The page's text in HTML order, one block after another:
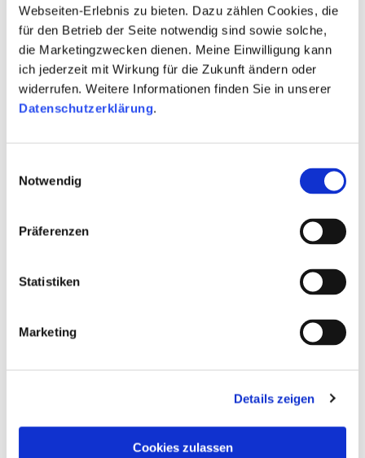
Webseiten-Erlebnis zu bieten. Dazu zählen Cookies, die
für den Betrieb der Seite notwendig sind sowie solche,
die Marketingzwecken dienen. Meine Einwilligung kann
ich jederzeit mit Wirkung für die Zukunft ändern oder
widerrufen. Weitere Informationen finden Sie in unserer
Datenschutzerklärung.
Notwendig
Präferenzen
Statistiken
Marketing
Details zeigen
Cookies zulassen
und bewertet nun die eingereichten Anträge.
Gegebenenfalls wirkt die NLM auf eine
Verständigung derjenigen Anbieter hin, welche
die Zuweisungsvoraussetzungen erfüllen (§ 9
Abs. 1 Satz 1 NMedienG). Die Entscheidung über
die Zuweisung der DAB+
Übertragungskapazitäten an einen der Anbieter
Bislang sind einige private Hörfunkprogramme
aus Niedersachsen über den bundesweiten
DAB+ Plattform haben noch mehr private
zu verbreiten.
Natalia Müller
Telefon: 0511 28 477 12